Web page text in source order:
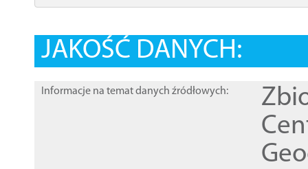
JAKOŚĆ DANYCH:
Informacje na temat danych źródłowych: